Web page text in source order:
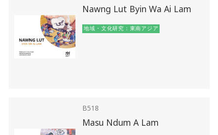
Nawng Lut Byin Wa Ai Lam
地域・文化研究：東南アジア
B518
Masu Ndum A Lam